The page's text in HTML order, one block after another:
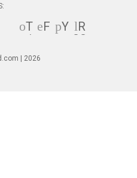
T
wi
er
F
oo
Y
R
SS
| 2026